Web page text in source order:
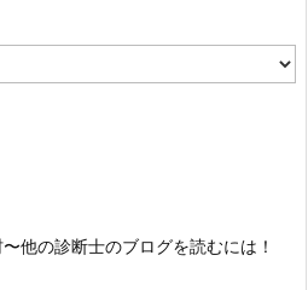
他の診断士のブログを読むには！